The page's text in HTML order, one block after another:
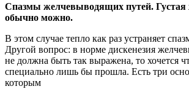
Спазмы желчевыводящих путей. Густая
обычно можно.
В этом случае тепло как раз устраняет
Другой вопрос: в норме дискенезия
не должна быть так выражена, то хочется
специально лишь бы прошла. Есть три
которым